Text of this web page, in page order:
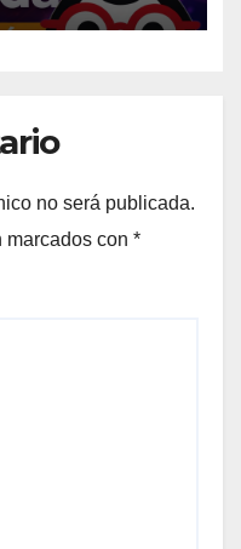
no será publicada.
marcados con *